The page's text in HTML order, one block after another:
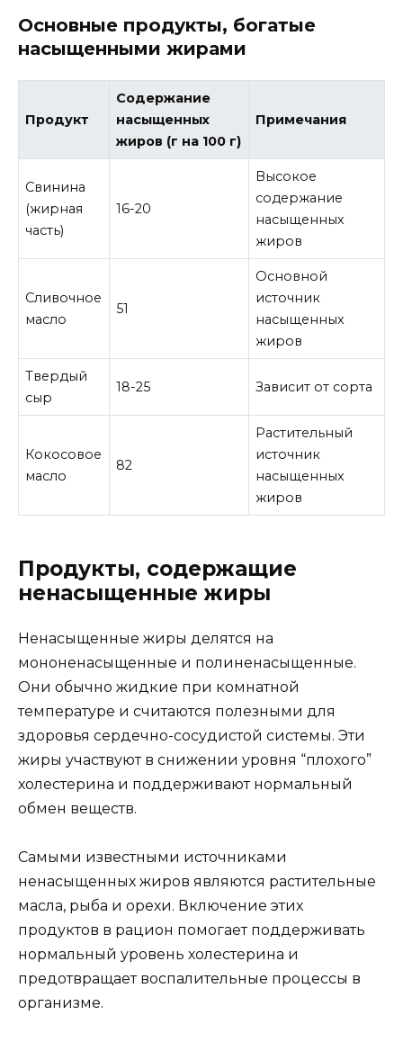
Основные продукты, богатые
насыщенными жирами
Продукт
Содержание
насыщенных
жиров (г на 100 г)
Примечания
Свинина
(жирная
часть)
16-20
Высокое
содержание
насыщенных
жиров
Сливочное
масло
51
Основной
источник
насыщенных
жиров
Твердый
сыр
18-25 Зависит от сорта
Кокосовое
масло
82
Растительный
источник
насыщенных
жиров
Продукты, содержащие
ненасыщенные жиры
Ненасыщенные жиры делятся на
мононенасыщенные и полиненасыщенные.
Они обычно жидкие при комнатной
температуре и считаются полезными для
здоровья сердечно-сосудистой системы. Эти
жиры участвуют в снижении уровня “плохого”
холестерина и поддерживают нормальный
обмен веществ.
Самыми известными источниками
ненасыщенных жиров являются растительные
масла, рыба и орехи. Включение этих
продуктов в рацион помогает поддерживать
нормальный уровень холестерина и
предотвращает воспалительные процессы в
организме.